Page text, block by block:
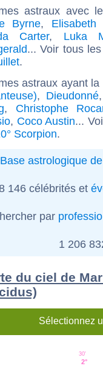
astraux avec
Byrne, Elisabeth
Carter, Luka
... Voir tous
.
astraux ayant
, Dieudonné
, Christophe
, Coco Austin...
Scorpion.
Base astrologique
146 célébrités et
par
1 206
du ciel de
Sélectionnez
2°
30'